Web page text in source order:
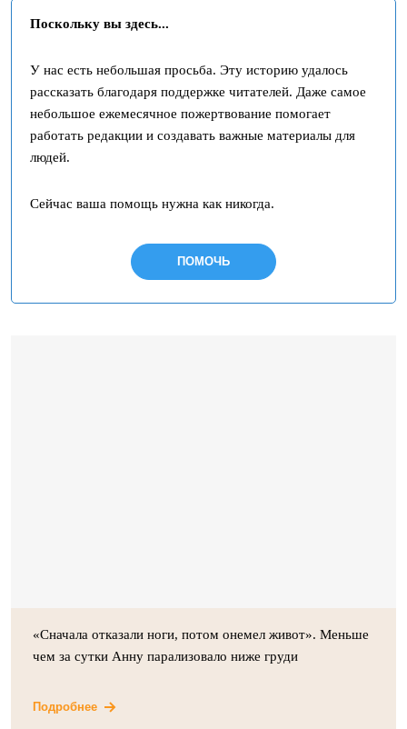
Поскольку вы здесь...
У нас есть небольшая просьба. Эту историю удалось
рассказать благодаря поддержке читателей. Даже самое
небольшое ежемесячное пожертвование помогает
работать редакции и создавать важные материалы для
людей.
Сейчас ваша помощь нужна как никогда.
ПОМОЧЬ
«Сначала отказали ноги, потом онемел живот». Меньше
чем за сутки Анну парализовало ниже груди
Подробнее